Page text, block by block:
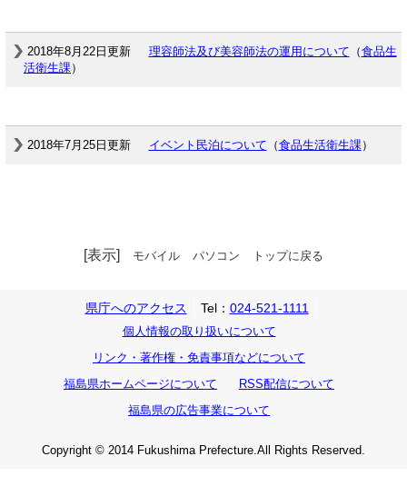
2018年8月22日更新 理容師法及び美容師法の運用について （食品生
活衛生課）
2018年7月25日更新 イベント民泊について （食品生活衛生課）
[表示] モバイル パソコン トップに戻る
県庁へのアクセス Tel： 024-521-1111
個人情報の取り扱いについて
リンク・著作権・免責事項などについて
福島県ホームページについて
RSS配信について
福島県の広告事業について
Copyright © 2014 Fukushima Prefecture.All Rights Reserved.